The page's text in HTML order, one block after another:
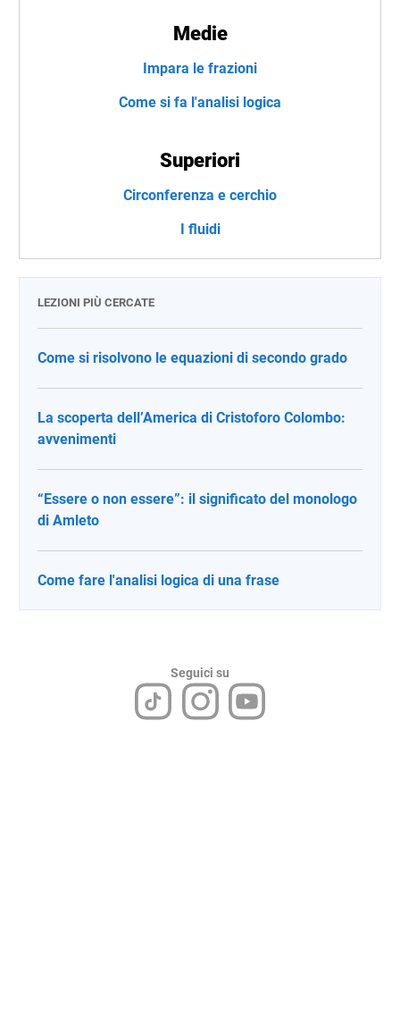
Medie
Impara le frazioni
Come si fa l'analisi logica
Superiori
Circonferenza e cerchio
I fluidi
LEZIONI PIÙ CERCATE
Come si risolvono le equazioni di secondo grado
La scoperta dell’America di Cristoforo Colombo:
avvenimenti
“Essere o non essere”: il significato del monologo
di Amleto
Come fare l'analisi logica di una frase
Seguici su